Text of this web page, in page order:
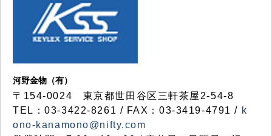
河野金物（有）
〒154-0024 東京都世田谷区三軒茶屋2-54-8
TEL：03-3422-8261 / FAX：03-3419-4791 / k
ono-kanamono@nifty.com